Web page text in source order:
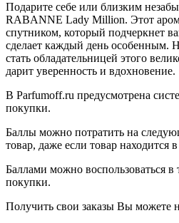
Подарите себе или близким
RABANNE Lady Million. Этот
спутником, который подчеркнет
сделает каждый день особенным.
стать обладательницей этого
дарит уверенность и вдохновение.
В Parfumoff.ru предусмотрена
покупки.
Баллы можно потратить на
товар, даже если товар находится
Баллами можно воспользоваться в
покупки.
Получить свои заказы Вы можете